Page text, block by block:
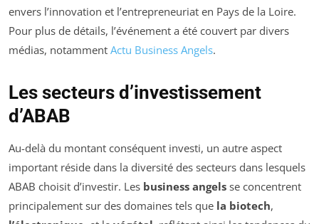
envers l’innovation et l’entrepreneuriat en Pays de la Loire.
Pour plus de détails, l’événement a été couvert par divers
médias, notamment Actu Business Angels.
Les secteurs d’investissement
d’ABAB
Au-delà du montant conséquent investi, un autre aspect
important réside dans la diversité des secteurs dans lesquels
ABAB choisit d’investir. Les business angels se concentrent
principalement sur des domaines tels que la biotech,